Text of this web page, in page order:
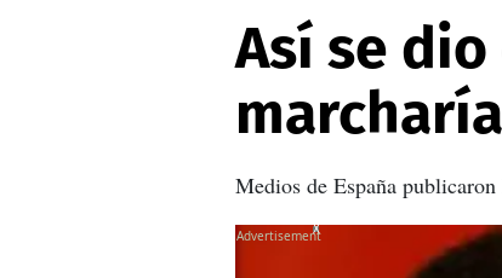
Así se
Medios de España
X